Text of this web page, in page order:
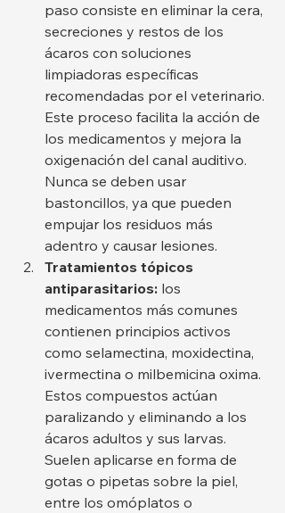
paso consiste en eliminar la cera,
secreciones y restos de los
ácaros con soluciones
limpiadoras específicas
recomendadas por el veterinario.
Este proceso facilita la acción de
los medicamentos y mejora la
oxigenación del canal auditivo.
Nunca se deben usar
bastoncillos, ya que pueden
empujar los residuos más
adentro y causar lesiones.
Tratamientos tópicos
antiparasitarios: los
medicamentos más comunes
contienen principios activos
como selamectina, moxidectina,
ivermectina o milbemicina oxima.
Estos compuestos actúan
paralizando y eliminando a los
ácaros adultos y sus larvas.
Suelen aplicarse en forma de
gotas o pipetas sobre la piel,
entre los omóplatos o